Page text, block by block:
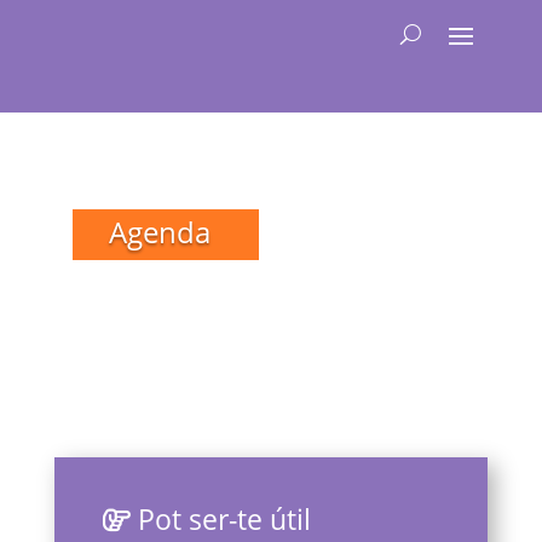
Agenda
Pot ser-te útil